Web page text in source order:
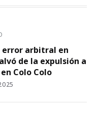
error arbitral en
de la expulsión a
Colo Colo